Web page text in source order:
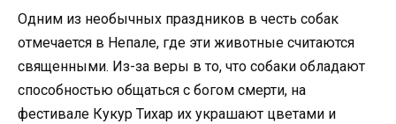
Одним из необычных праздников в честь собак
отмечается в Непале, где эти животные считаются
священными. Из-за веры в то, что собаки обладают
способностью общаться с богом смерти, на
фестивале Кукур Тихар их украшают цветами и